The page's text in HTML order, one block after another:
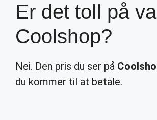
Er det toll på
Coolshop?
Nei. Den pris du ser på
du kommer til at betale.